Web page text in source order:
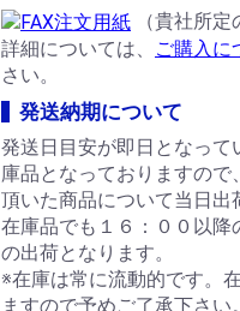
（貴社所定
詳細については、
ご購入に
さい。
発送納期について
発送日目安が即日となっ
庫品となっておりますの
頂いた商品について当日出
在庫品でも１６：００以降
の出荷となります。
※在庫は常に流動的です。
ますので予めご了承下さい。